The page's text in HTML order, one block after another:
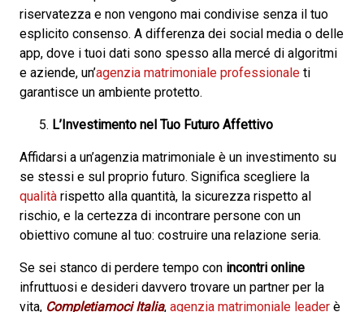
riservatezza e non vengono mai condivise senza il tuo
esplicito consenso. A differenza dei social media o delle
app, dove i tuoi dati sono spesso alla mercé di algoritmi
e aziende, un’agenzia matrimoniale professionale ti
garantisce un ambiente protetto.
L’Investimento nel Tuo Futuro Affettivo
Affidarsi a un’agenzia matrimoniale è un investimento su
se stessi e sul proprio futuro. Significa scegliere la
qualità rispetto alla quantità, la sicurezza rispetto al
rischio, e la certezza di incontrare persone con un
obiettivo comune al tuo: costruire una relazione seria.
Se sei stanco di perdere tempo con incontri online
infruttuosi e desideri davvero trovare un partner per la
vita, Completiamoci Italia, agenzia matrimoniale leader è